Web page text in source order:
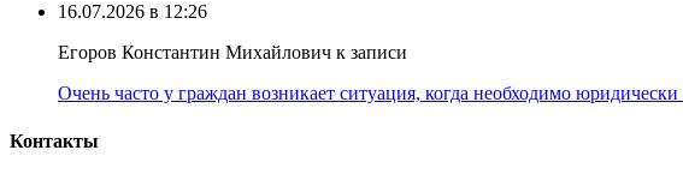
16.07.2026 в 12:26
Егоров Константин Михайлович к записи
Очень часто у граждан возникает ситуация, когда необходимо юридически
Контакты